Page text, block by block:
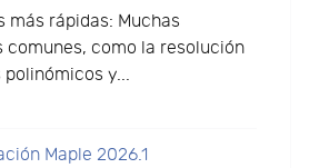
más rápidas: Muchas
comunes, como la resolución
y...
Maple 2026.1